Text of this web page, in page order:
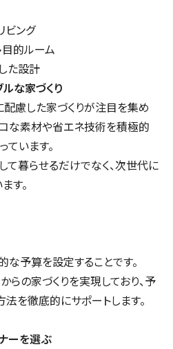
ビング
的ルーム
た設計
な家づくり
配慮した家づくりが注目を集め
コな素材や省エネ技術を積極的
ています。
て暮らせるだけでなく、次世代に
す。
な予算を設定することです。
らの家づくりを実現しており、予
を徹底的にサポートします。
ーを選ぶ